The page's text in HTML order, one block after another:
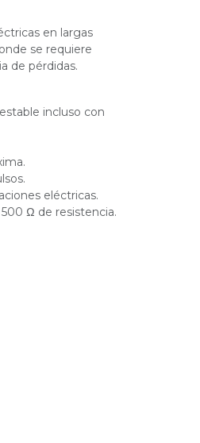
en largas
se requiere
de pérdidas.
incluso con
eléctricas.
Ω de resistencia.